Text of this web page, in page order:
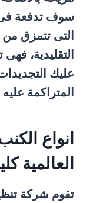
سوف تدفعة فى
التى تتمزق
التقليدية،
عليك
المتراكمة عليه
انواع
العالمية
تقوم شركة